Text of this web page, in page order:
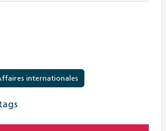
internationales